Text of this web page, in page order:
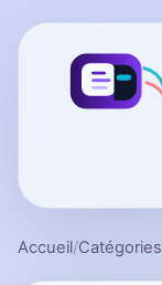
Accueil/Catégories